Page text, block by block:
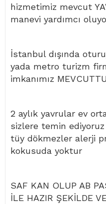
hizmetimiz mevcut
manevi yardımcı
İstanbul dışında
yada metro turizm
imkanımız
2 aylık yavrular ev
sizlere temin
tüy dökmezler alerji
kokusuda yoktur
SAF KAN OLUP AB
İLE HAZIR ŞEKİLDE